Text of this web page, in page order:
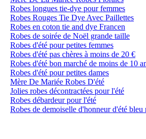
Robes longues tie-dye pour femmes
Robes Rouges Tie Dye Avec Paillettes
Robes en coton tie and dye Francen
Robes de soirée de Noël grande taille
Robes d'été pour petites femmes
Robes d'été pas chères à moins de 20 €
Robes d'été bon marché de moins de 10
Robes d'été pour petites dames
Mère De Mariée Robes D'été
Jolies robes décontractées pour l'été
Robes débardeur pour l'été
Robes de demoiselle d'honneur d'été bleu